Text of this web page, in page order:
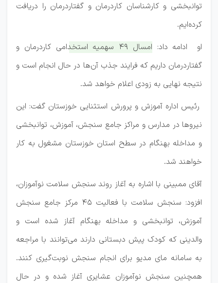
توانبخشی و کارشناسان کاردرمان و گفتاردرمان را دریافت
کرده‌ایم.
او ادامه داد:
امسال ۴۹ سهمیه استخدامی کاردرمان و
گفتاردرمان داریم که فرایند جذب آن‌ها در حال انجام است و
نتیجه نهایی به زودی اعلام خواهد شد.
رئیس اداره آموزش و پرورش استثنایی خوزستان گفت: این
نیرو‌ها در مدارس و مراکز جامع سنجش، آموزش، توانبخشی
و مداخله بهنگام در سطح استان خوزستان مشغول به کار
خواهند شد.
آقای ممبینی با اشاره به آغاز روند سنجش سلامت نوآموزان،
افزود: سنجش سلامت با فعالیت ۴۵ مرکز جامع سنجش
آموزش، توانبخشی و مداخله بهنگام آغاز شده است و
والدینی که کودک پیش دبستانی دارند می‌توانند با مراجعه
به سامانه مای مدیو برای انجام سنجش نوبت‌گیری کنند.
همچنین سنجش نوآموزان عشایری آغاز شده و در حال